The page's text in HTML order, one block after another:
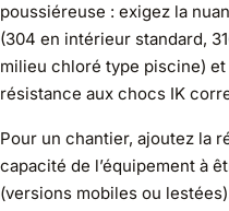
poussiéreuse : exigez la
(304 en intérieur standard,
milieu chloré type piscine)
résistance aux chocs IK
Pour un chantier, ajoutez la
capacité de l’équipement à
(versions mobiles ou